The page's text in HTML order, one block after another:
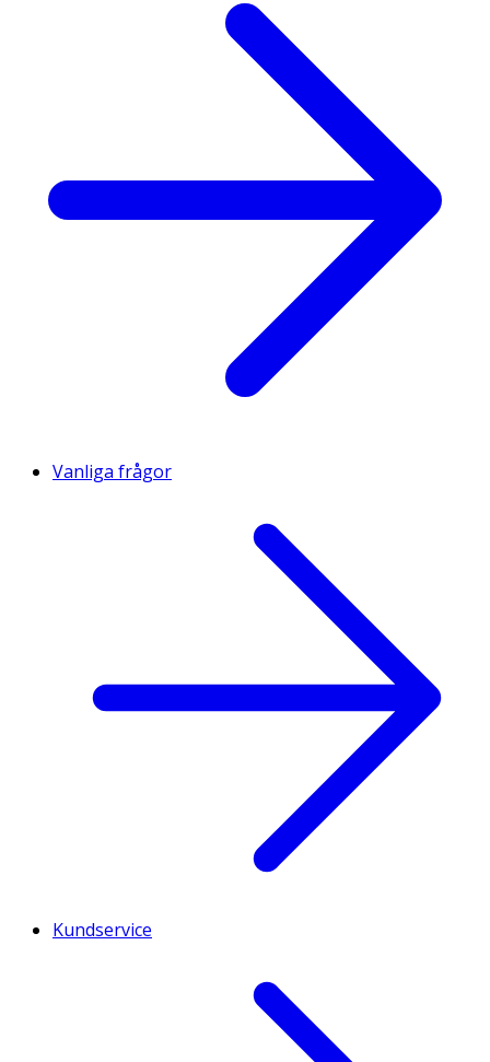
Vanliga frågor
Kundservice